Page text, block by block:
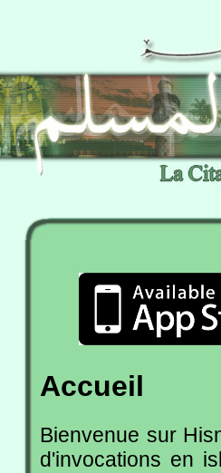
Accueil
Bienvenue sur
d'invocations en